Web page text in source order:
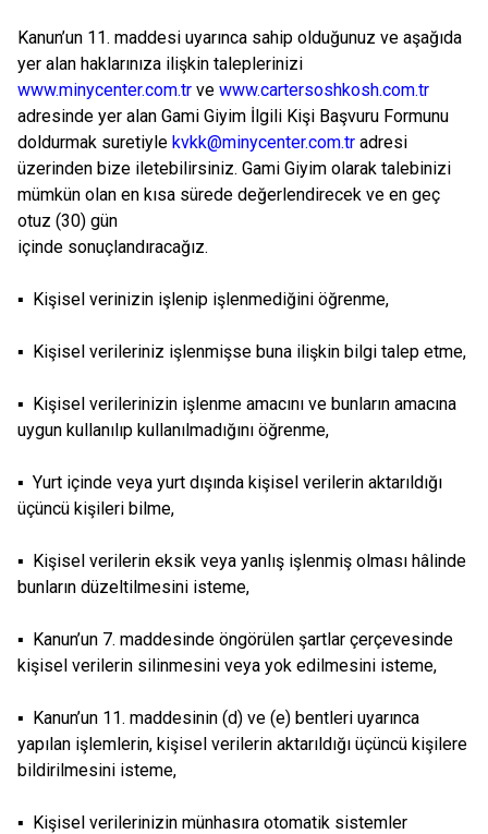
Kanun’un 11. maddesi uyarınca sahip olduğunuz ve aşağıda
yer alan haklarınıza ilişkin taleplerinizi
www.minycenter.com.tr ve www.cartersoshkosh.com.tr
adresinde yer alan Gami Giyim İlgili Kişi Başvuru Formunu
doldurmak suretiyle kvkk@minycenter.com.tr adresi
üzerinden bize iletebilirsiniz. Gami Giyim olarak talebinizi
mümkün olan en kısa sürede değerlendirecek ve en geç
otuz (30) gün
içinde sonuçlandıracağız.
▪ Kişisel verinizin işlenip işlenmediğini öğrenme,
▪ Kişisel verileriniz işlenmişse buna ilişkin bilgi talep etme,
▪ Kişisel verilerinizin işlenme amacını ve bunların amacına
uygun kullanılıp kullanılmadığını öğrenme,
▪ Yurt içinde veya yurt dışında kişisel verilerin aktarıldığı
üçüncü kişileri bilme,
▪ Kişisel verilerin eksik veya yanlış işlenmiş olması hâlinde
bunların düzeltilmesini isteme,
▪ Kanun’un 7. maddesinde öngörülen şartlar çerçevesinde
kişisel verilerin silinmesini veya yok edilmesini isteme,
▪ Kanun’un 11. maddesinin (d) ve (e) bentleri uyarınca
yapılan işlemlerin, kişisel verilerin aktarıldığı üçüncü kişilere
bildirilmesini isteme,
▪ Kişisel verilerinizin münhasıra otomatik sistemler